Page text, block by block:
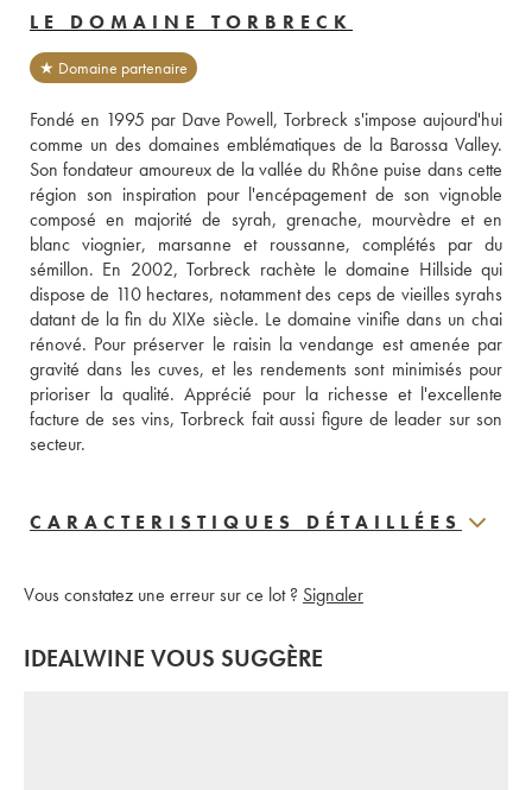
LE DOMAINE TORBRECK
★ Domaine partenaire
Fondé en 1995 par Dave Powell, Torbreck s'impose aujourd'hui
comme un des domaines emblématiques de la Barossa Valley.
Son fondateur amoureux de la vallée du Rhône puise dans cette
région son inspiration pour l'encépagement de son vignoble
composé en majorité de syrah, grenache, mourvèdre et en
blanc viognier, marsanne et roussanne, complétés par du
sémillon. En 2002, Torbreck rachète le domaine Hillside qui
dispose de 110 hectares, notamment des ceps de vieilles syrahs
datant de la fin du XIXe siècle. Le domaine vinifie dans un chai
rénové. Pour préserver le raisin la vendange est amenée par
gravité dans les cuves, et les rendements sont minimisés pour
prioriser la qualité. Apprécié pour la richesse et l'excellente
facture de ses vins, Torbreck fait aussi figure de leader sur son
CARACTERISTIQUES DÉTAILLÉES
Vous constatez une erreur sur ce lot ? Signaler
IDEALWINE VOUS SUGGÈRE